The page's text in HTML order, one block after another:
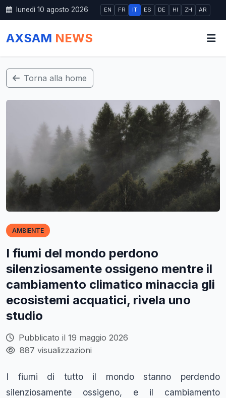
lunedì 10 agosto 2026 EN FR IT ES DE HI ZH AR
AXSAM NEWS
Torna alla home
AMBIENTE
I fiumi del mondo perdono
silenziosamente ossigeno mentre il
cambiamento climatico minaccia gli
ecosistemi acquatici, rivela uno
studio
Pubblicato il 19 maggio 2026
887 visualizzazioni
I fiumi di tutto il mondo stanno perdendo
silenziosamente ossigeno, e il cambiamento